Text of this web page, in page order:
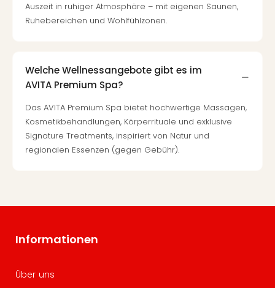
Auszeit in ruhiger Atmosphäre – mit eigenen Saunen,
Ruhebereichen und Wohlfühlzonen.
Welche Wellnessangebote gibt es im
AVITA Premium Spa?
Das AVITA Premium Spa bietet hochwertige Massagen,
Kosmetikbehandlungen, Körperrituale und exklusive
Signature Treatments, inspiriert von Natur und
regionalen Essenzen (gegen Gebühr).
Informationen
Über uns